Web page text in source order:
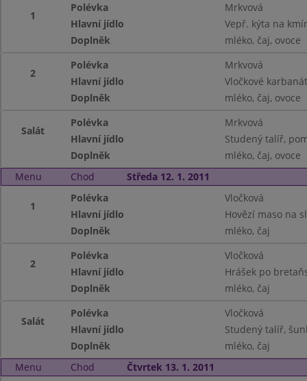
1
Polévka
Mrkvová
Hlavní jídlo
Vepř. kýta na
Doplněk
mléko, čaj, ovoce
2
Polévka
Mrkvová
Hlavní jídlo
Vločkové
Doplněk
mléko, čaj, ovoce
Salát
Polévka
Mrkvová
Hlavní jídlo
Studený talíř,
Doplněk
mléko, čaj, ovoce
Menu
Chod Středa 12. 1. 2011
1
Polévka
Vločková
Hlavní jídlo
Hovězí maso na
Doplněk
mléko, čaj
2
Polévka
Vločková
Hlavní jídlo
Hrášek po
Doplněk
mléko, čaj
Salát
Polévka
Vločková
Hlavní jídlo
Studený talíř,
Doplněk
mléko, čaj
Menu
Chod Čtvrtek 13. 1. 2011